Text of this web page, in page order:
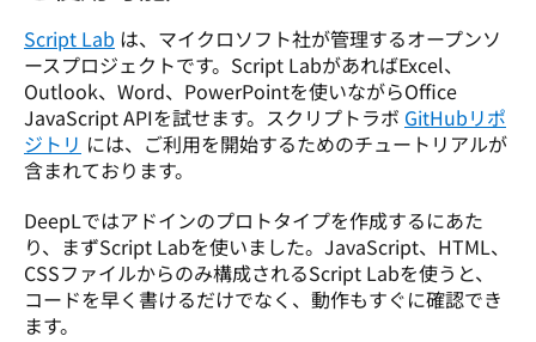
Script Lab は、マイクロソフト社が管理するオープンソ
ースプロジェクトです。Script LabがあればExcel、
Outlook、Word、PowerPointを使いながらOffice
JavaScript APIを試せます。スクリプトラボ GitHubリポ
ジトリ には、ご利用を開始するためのチュートリアルが
含まれております。
DeepLではアドインのプロトタイプを作成するにあた
り、まずScript Labを使いました。JavaScript、HTML、
CSSファイルからのみ構成されるScript Labを使うと、
コードを早く書けるだけでなく、動作もすぐに確認でき
ます。